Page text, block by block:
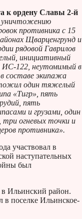
к ордену Славы 2-й
уничтожению
противника с 15
Щварценгрунд и
рядовой Гаврилов
инициативный
122, неутомимый в
составе экипажа
один тяжелый
«Тигр», пять
пять
и грузами, один
огневых точки и
противника».
участвовал в
наступательных
был
Ильинский район.
поселке Ильинское-